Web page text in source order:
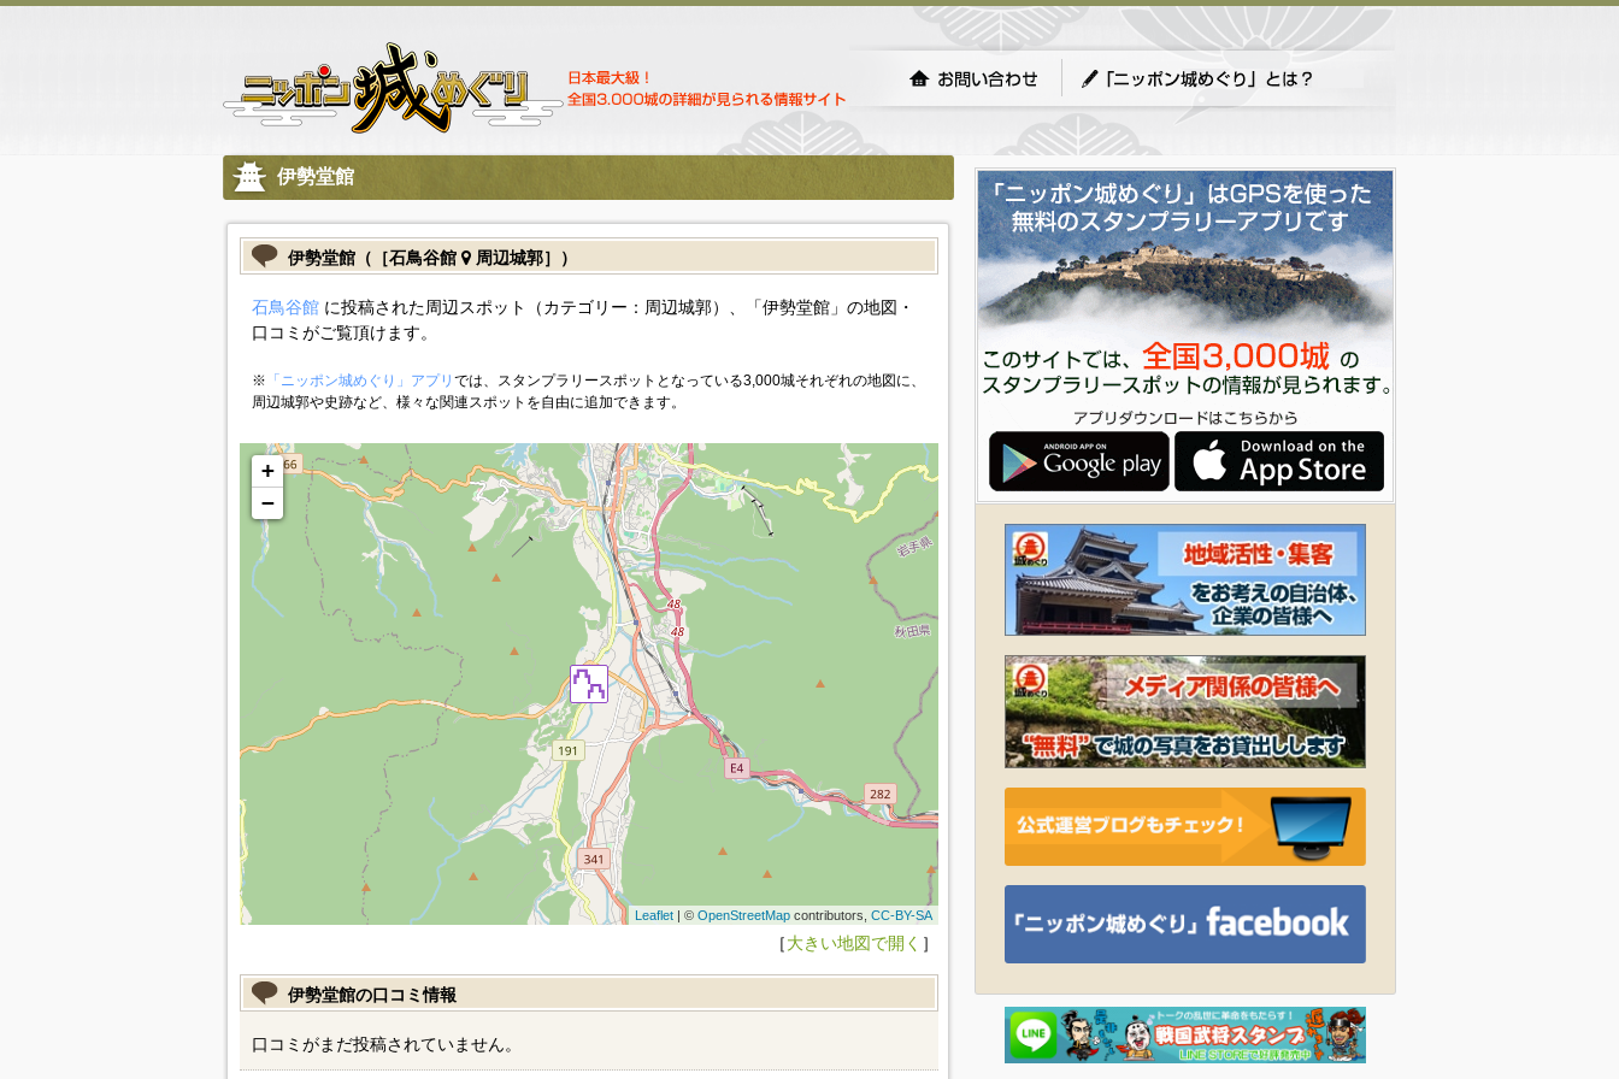
伊勢堂館
伊勢堂館（［石鳥谷館 周辺城郭］）
石鳥谷館に投稿された周辺スポット（カテゴリー：周辺城郭）、「伊勢堂館」の地図・
口コミがご覧頂けます。
※ 「ニッポン城めぐり」アプリ では、スタンプラリースポットとなっている3,000城それぞれの地図に、
周辺城郭や史跡など、様々な関連スポットを自由に追加できます。
+
−
Leaflet| © OpenStreetMapcontributors, CC-BY-SA
［大きい地図で開く ］
伊勢堂館の口コミ情報
口コミがまだ投稿されていません。